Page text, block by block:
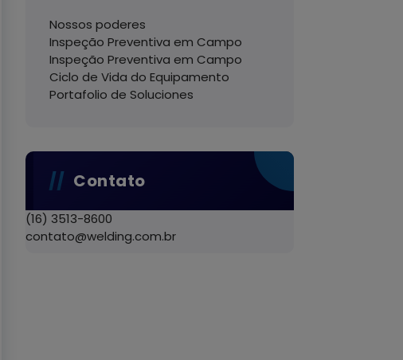
Nossos poderes
Inspeção Preventiva em Campo
Inspeção Preventiva em Campo
Ciclo de Vida do Equipamento
Portafolio de Soluciones
Contato
(16) 3513-8600
contato@welding.com.br